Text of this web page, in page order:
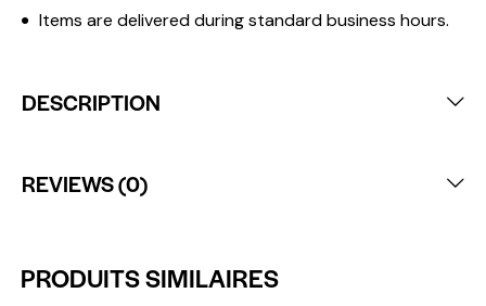
Items are delivered during standard business hours.
DESCRIPTION
REVIEWS (0)
PRODUITS SIMILAIRES